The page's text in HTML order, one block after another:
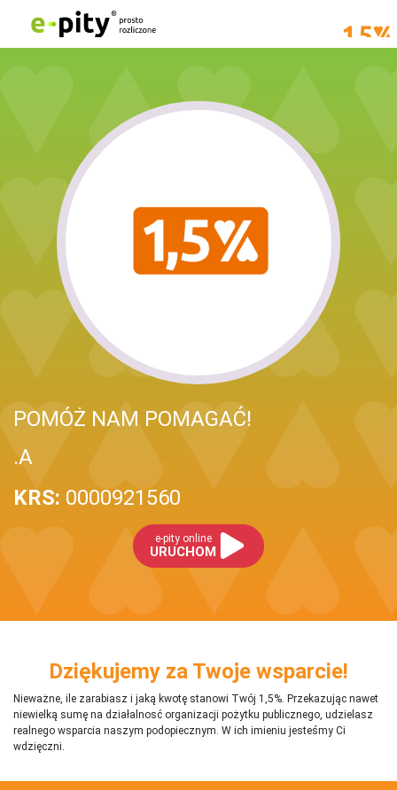
POMÓŻ NAM POMAGAĆ!
.A
KRS: 0000921560
e-pity online
URUCHOM
Dziękujemy za Twoje wsparcie!
Nieważne, ile zarabiasz i jaką kwotę stanowi Twój 1,5%. Przekazując nawet
niewielką sumę na działalnosć organizacji pożytku publicznego, udzielasz
realnego wsparcia naszym podopiecznym. W ich imieniu jesteśmy Ci
wdzięczni.